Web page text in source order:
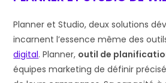
Planner et Studio, deux solutions
incarnent l’essence même des
digital. Planner, outil de
équipes marketing de définir